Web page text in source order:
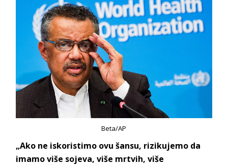
Beta/AP
„Ako ne iskoristimo ovu šansu, rizikujemo da
imamo više sojeva, više mrtvih, više